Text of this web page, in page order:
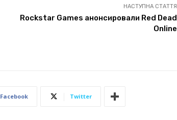
НАСТУПНА СТАТТЯ
Rockstar Games анонсировали Red Dead
Online
Facebook Twitter